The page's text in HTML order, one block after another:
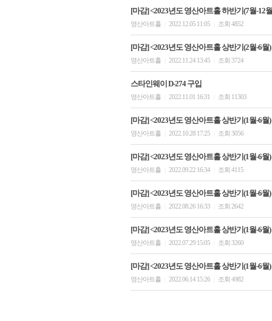
[마감] <2023년도 영산아트홀 하반기(7월-12
영산아트홀 2022.12.05 11:05 조회 4852
[마감] <2023년도 영산아트홀 상반기(2월-6월
영산아트홀 2022.11.24 13:45 조회 3724
스타인웨이 D-274 구입
영산아트홀 2022.11.01 16:31 조회 11303
[마감] <2023년도 영산아트홀 상반기(1월-6월
영산아트홀 2022.10.28 17:25 조회 3056
[마감] <2023년도 영산아트홀 상반기(1월-6월
영산아트홀 2022.09.22 16:34 조회 4115
[마감] <2023년도 영산아트홀 상반기(1월-6월
영산아트홀 2022.08.26 16:33 조회 2642
[마감] <2023년도 영산아트홀 상반기(1월-6월
영산아트홀 2022.07.29 15:05 조회 3260
[마감] <2023년도 영산아트홀 상반기(1월-6월
영산아트홀 2022.06.14 15:26 조회 4982